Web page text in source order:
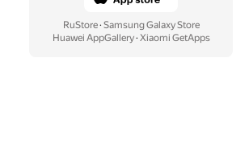
RuStore· Samsung Galaxy Store
Huawei AppGallery· Xiaomi GetApps